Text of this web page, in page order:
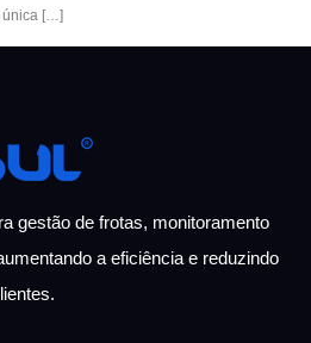
única […]
gestão de frotas, monitoramento
a eficiência e reduzindo